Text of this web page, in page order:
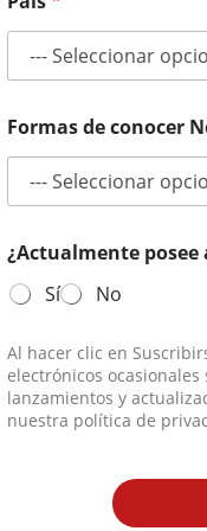
(Solo para soporte técnico)
Formas de conocer
¿Actualmente
Sí
No
Al hacer clic en
electrónicos
lanzamientos y
nuestra política de